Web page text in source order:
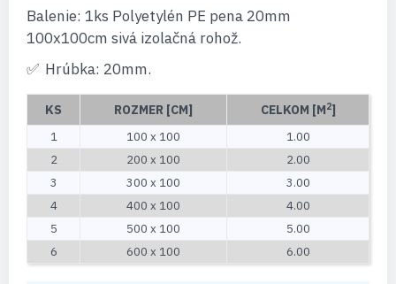
Balenie: 1ks Polyetylén PE pena 20mm
100x100cm sivá izolačná rohož.
Hrúbka: 20mm.
KS ROZMER [CM] CELKOM [M2]
1 100 x 100
1.00
2
200 x 100
2.00
3
300 x 100
3.00
4
400 x 100
4.00
5
500 x 100
5.00
6
600 x 100 6.00